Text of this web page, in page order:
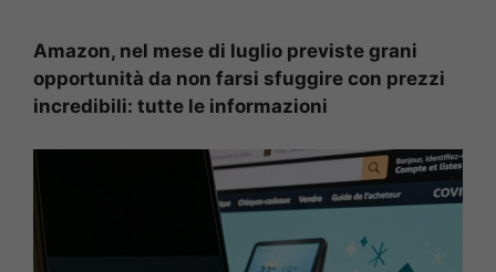
Amazon, nel mese di luglio previste grani
opportunità da non farsi sfuggire con prezzi
incredibili: tutte le informazioni